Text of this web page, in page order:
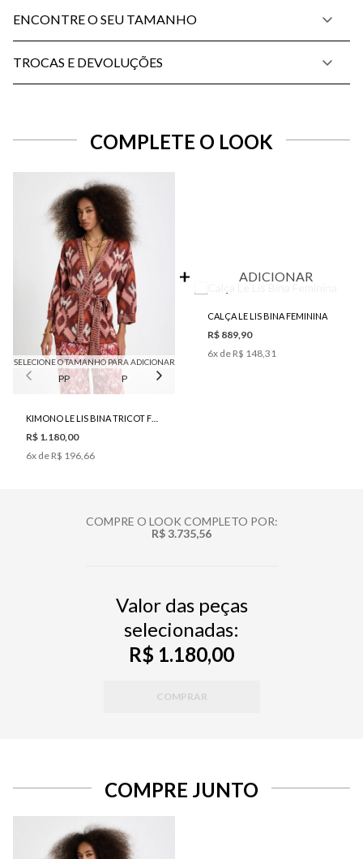
ENCONTRE O SEU TAMANHO
TROCAS E DEVOLUÇÕES
COMPLETE O LOOK
SELECIONE O TAMANHO PARA ADICIONAR
PP P
R$ 1.180,00
6x de R$ 196,66
ADICIONAR
CALÇA LE LIS BINA FEMININA
R$ 889,90
6x de R$ 148,31
COMPRE O LOOK COMPLETO POR:
R$ 3.735,56
Valor das peças
selecionadas:
R$ 1.180,00
COMPRAR
COMPRE JUNTO